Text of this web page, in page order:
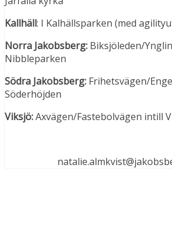
Kallhäll: I Kalhällsparken (med
Norra Jakobsberg: Biksjöleden/
Nibbleparken
Södra Jakobsberg: Frihetsvägen/
Söderhöjden
Viksjö:Axvägen/Fastebolvägen intill